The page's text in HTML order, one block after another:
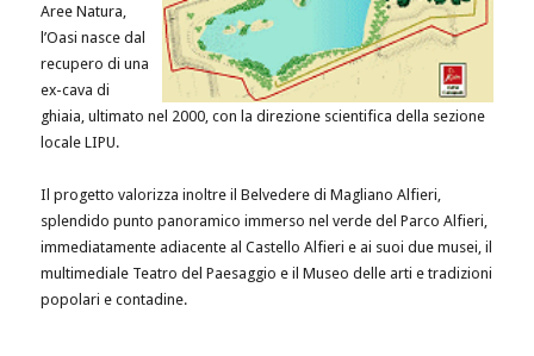
Aree Natura,
l’Oasi nasce dal
recupero di una
ex-cava di
ghiaia, ultimato nel 2000, con la direzione scientifica della sezione
locale LIPU.
Il progetto valorizza inoltre il Belvedere di Magliano Alfieri,
splendido punto panoramico immerso nel verde del Parco Alfieri,
immediatamente adiacente al Castello Alfieri e ai suoi due musei, il
multimediale Teatro del Paesaggio e il Museo delle arti e tradizioni
popolari e contadine.